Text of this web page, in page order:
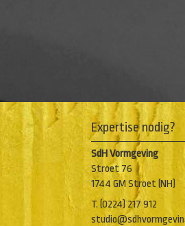
Expertise nodig?
SdH Vormgeving
Stroet 76
1744 GM Stroet (NH)
T. (0224) 217 912